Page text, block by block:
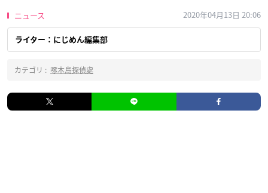
ニュース 2020年04月13日 20:06
ライター：にじめん編集部
カテゴリ : 啄木鳥探偵處